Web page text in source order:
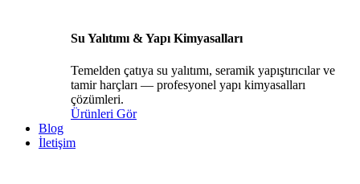
Su Yalıtımı & Yapı Kimyasalları
Temelden çatıya su yalıtımı, seramik yapıştırıcılar ve
tamir harçları — profesyonel yapı kimyasalları
çözümleri.
Ürünleri Gör
Blog
İletişim